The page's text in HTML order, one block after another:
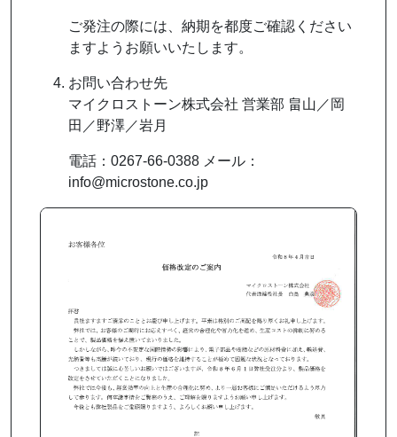
ご発注の際には、納期を都度ご確認ください
ますようお願いいたします。
お問い合わせ先
マイクロストーン株式会社 営業部 畠山／岡
田／野澤／岩月
電話：0267-66-0388 メール：
info@microstone.co.jp